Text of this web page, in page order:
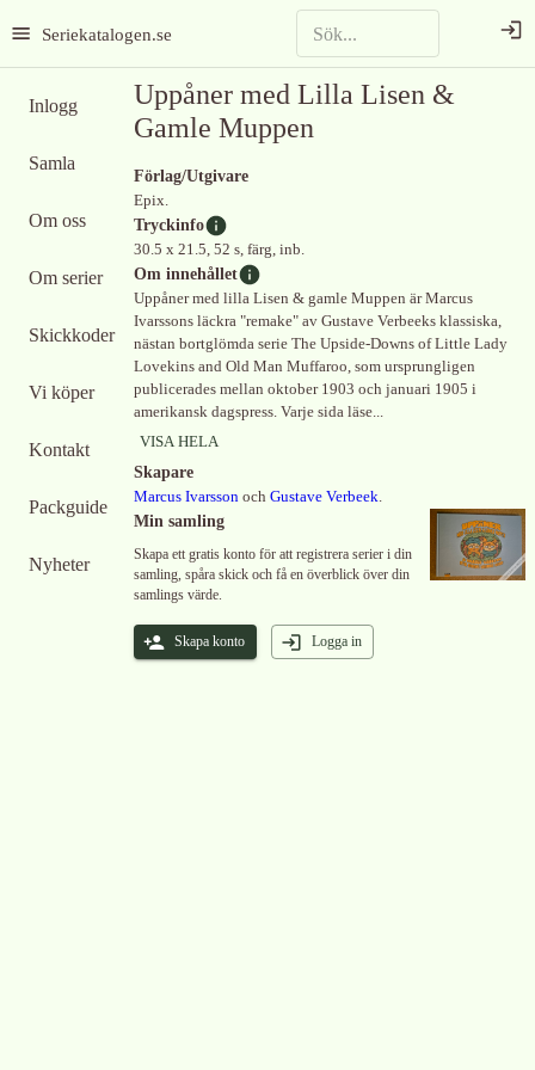
Seriekatalogen.se
Inlogg
Samla
Om oss
Om serier
Skickkoder
Vi köper
Kontakt
Packguide
Nyheter
Uppåner med Lilla Lisen &
Gamle Muppen
Förlag/Utgivare
Epix.
Tryckinfo
30.5 x 21.5, 52 s, färg, inb.
Om innehållet
Uppåner med lilla Lisen & gamle Muppen är Marcus
Ivarssons läckra "remake" av Gustave Verbeeks klassiska,
nästan bortglömda serie The Upside-Downs of Little Lady
Lovekins and Old Man Muffaroo, som ursprungligen
publicerades mellan oktober 1903 och januari 1905 i
amerikansk dagspress. Varje sida läse...
VISA HELA
Skapare
Marcus Ivarsson och Gustave Verbeek.
Min samling
Skapa ett gratis konto för att registrera serier i din
samling, spåra skick och få en överblick över din
samlings värde.
Skapa konto Logga in